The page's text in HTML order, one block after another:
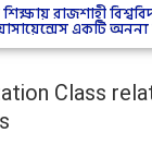
রাজশাহী
একটি অনন্য
Class